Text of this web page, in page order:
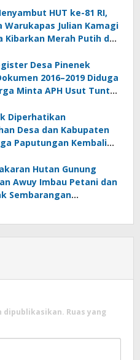
HUT ke-81 RI,
Warukapas Julian Kamagi
Kibarkan Merah Putih dan
Desa Pinenek
2016–2019 Diduga
Minta APH Usut Tuntas
Diperhatikan
Desa dan Kabupaten
Paputungan Kembali
Hutan Gunung
Awuy Imbau Petani dan
Sembarangan
dipublikasikan. Ruas yang